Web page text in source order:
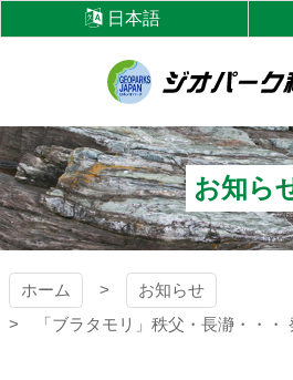
ン
本
文
へ
ス
キ
ッ
プ
日本語
ジオパー
お知ら
ホーム
お知らせ
「ブラタモリ」秩父・長瀞・・・